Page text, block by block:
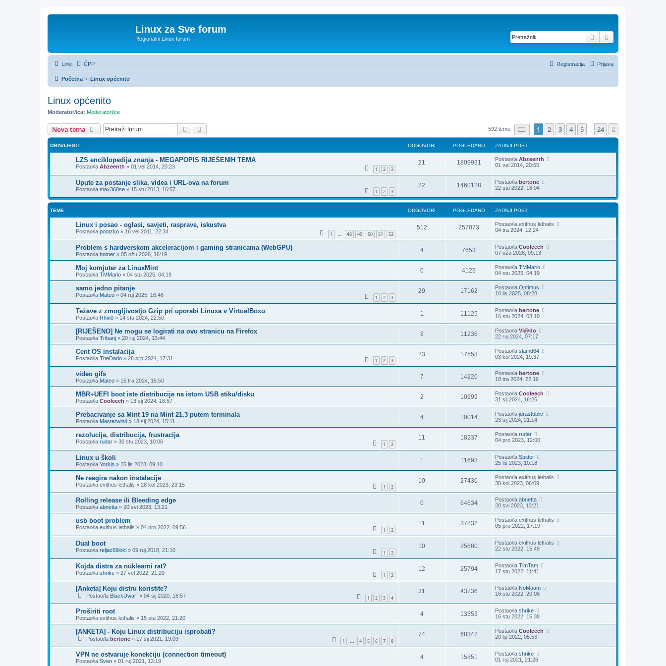
Linux za Sve forum
Regionalni Linux forum Pretražnik
Linki ČPP Prijava
Registracija
Početna Linux općenito
Linux općenito
Moderator/ica: Moderatori/ce
Nova tema Pretražnik 592 teme Stranica: 1/ .
1 2 3 4 5 24
OBAVIJESTI ODGOVORI POGLEDANO ZADNJI POST
LZS enciklopedija znanja - MEGAPOPIS RIJEŠENIH TEMA
Postao/la Abzeenth » 01 vel 2014, 20:23 1 2 3
21 1809931 Postao/la Abzeenth
01 vel 2014, 20:55
Upute za postanje slika, videa i URL-ova na forum
Postao/la max360se » 15 stu 2013, 16:57 1 2 3
22 1460128 Postao/la bertone
22 stu 2022, 16:04
TEME ODGOVORI POGLEDANO ZADNJI POST
Linux i posao - oglasi, savjeti, rasprave, iskustva
Postao/la pootzko » 16 vel 2011, 22:34 1 ... 48 49 50 51 52
512 257073 Postao/la exithus lethalis
04 tra 2024, 12:24
Problem s hardverskom akceleracijom i gaming stranicama (WebGPU)
Postao/la homer » 05 ožu 2026, 16:19
4 7653 Postao/la Cooleech
07 ožu 2026, 09:13
Moj komjuter za LinuxMint
Postao/la TMMario » 04 stu 2025, 04:19
0 4123 Postao/la TMMario
04 stu 2025, 04:19
samo jedno pitanje
Postao/la Mateo » 04 ruj 2025, 16:46 1 2 3
29 17162 Postao/la Optimus
10 lis 2025, 08:28
Težave z zmogljivostjo Gzip pri uporabi Linuxa v VirtualBoxu
Postao/la Rhin0 » 14 stu 2024, 22:50
1 11125 Postao/la bertone
16 stu 2024, 03:10
[RIJEŠENO] Ne mogu se logirati na ovu stranicu na Firefox
Postao/la Tribanj » 20 ruj 2024, 13:44
8 11236 Postao/la Vl@do
22 ruj 2024, 07:17
Cent OS instalacija
Postao/la TheDado » 28 srp 2024, 17:31 1 2 3
23 17558 Postao/la slamd64
03 kol 2024, 19:37
video gifs
Postao/la Mateo » 15 tra 2024, 15:50
7 14220 Postao/la bertone
18 tra 2024, 22:16
MBR+UEFI boot iste distribucije na istom USB stiku/disku
Postao/la Cooleech » 13 sij 2024, 16:57
2 10999 Postao/la Cooleech
31 sij 2024, 16:25
Prebacivanje sa Mint 19 na Mint 21.3 putem terminala
Postao/la Masterwind » 18 sij 2024, 15:11
4 10014 Postao/la jurastublic
23 sij 2024, 21:14
rezolucija, distribucija, frustracija
Postao/la rudar » 30 stu 2023, 10:06 1 2
11 18237 Postao/la rudar
04 pro 2023, 12:00
Linux u školi
Postao/la Yorkin » 25 lis 2023, 09:10
1 11693 Postao/la Spider
25 lis 2023, 10:18
Ne reagira nakon instalacije
Postao/la exithus lethalis » 28 kol 2023, 23:15 1 2
10 27430 Postao/la exithus lethalis
30 kol 2023, 06:09
Rolling release ili Bleeding edge
Postao/la abnetta » 20 svi 2023, 13:21
0 64634 Postao/la abnetta
20 svi 2023, 13:21
usb boot problem
Postao/la exithus lethalis » 04 pro 2022, 09:56 1 2
11 37832 Postao/la exithus lethalis
05 pro 2022, 17:19
Dual boot
Postao/la reljac69loki » 09 ruj 2018, 21:10 1 2
10 25680 Postao/la exithus lethalis
22 stu 2022, 15:49
Kojda distra za nuklearni rat?
Postao/la shrike » 27 vel 2022, 21:20 1 2
12 25794 Postao/la TimTam
17 stu 2022, 11:41
[Anketa] Koju distru koristite?
Postao/la BlackDwarf » 04 sij 2020, 16:57 1 2 3 4
31 43736 Postao/la NoMaam
16 stu 2022, 20:08
Proširiti root
Postao/la exithus lethalis » 15 stu 2022, 21:20
4 13553 Postao/la shrike
16 stu 2022, 15:38
[ANKETA] - Koju Linux distribuciju isprobati?
Postao/la bertone » 17 sij 2021, 19:09 1 ... 4 5 6 7 8
74 68342 Postao/la Cooleech
20 lip 2022, 05:53
VPN ne ostvaruje konekciju (connection timeout)
Postao/la Sven » 01 ruj 2021, 13:19
4 15851 Postao/la shrike
01 ruj 2021, 21:28